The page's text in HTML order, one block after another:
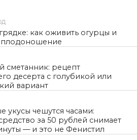
как оживить огурцы и
плодоношение
сметанник: рецепт
десерта с голубикой или
вариант
укусы чешутся часами:
за 50 рублей снимает
— и это не Фенистил